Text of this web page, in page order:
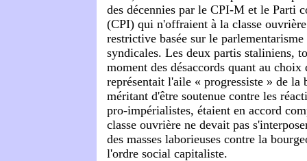
des décennies par le CPI-M et le Parti
(CPI) qui n'offraient à la classe
restrictive basée sur le
syndicales. Les deux partis staliniens,
moment des désaccords quant au
représentait l'aile « progressiste » de la
méritant d'être soutenue contre les
pro-impérialistes, étaient en accord
classe ouvrière ne devait pas
des masses laborieuses contre la
l'ordre social capitaliste.